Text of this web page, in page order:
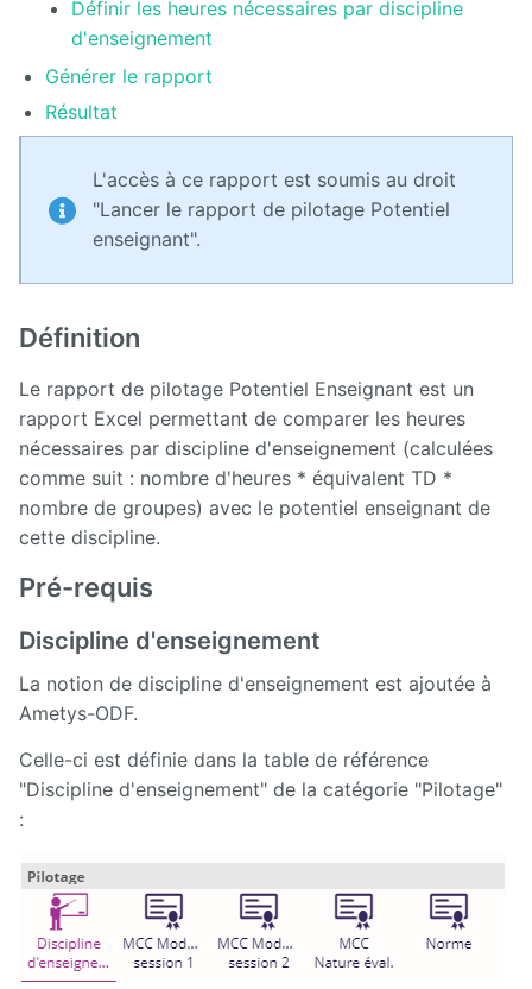
Présentation
générale
d'Ametys
ODF
compléter
son offre
de
formation
Ametys
son site de
publication
de l'offre
de
formation
Publier
son offre
formation
avec
ODF
Installation,
administration
paramétrage
d'Ametys ODF
Aide au
pilotage
Manuel
Définir les heures nécessaires par discipline
d'enseignement
Générer le rapport
Résultat
L'accès à ce rapport est soumis au droit
"Lancer le rapport de pilotage Potentiel
enseignant".
Définition
Le rapport de pilotage Potentiel Enseignant est un
rapport Excel permettant de comparer les heures
nécessaires par discipline d'enseignement (calculées
comme suit : nombre d'heures * équivalent TD *
nombre de groupes) avec le potentiel enseignant de
cette discipline.
Pré-requis
Discipline d'enseignement
La notion de discipline d'enseignement est ajoutée à
Ametys-ODF.
Celle-ci est définie dans la table de référence
"Discipline d'enseignement" de la catégorie "Pilotage"
: